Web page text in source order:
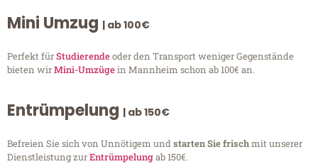
Mini Umzug | ab 100€
Perfekt fürStudierendeoder den Transport weniger Gegenstände
bieten wirMini-Umzügein Mannheim schon ab 100€ an.
Entrümpelung | ab 150€
Befreien Sie sich von Unnötigem undstarten Sie frischmit unserer
Dienstleistung zurEntrümpelungab 150€.